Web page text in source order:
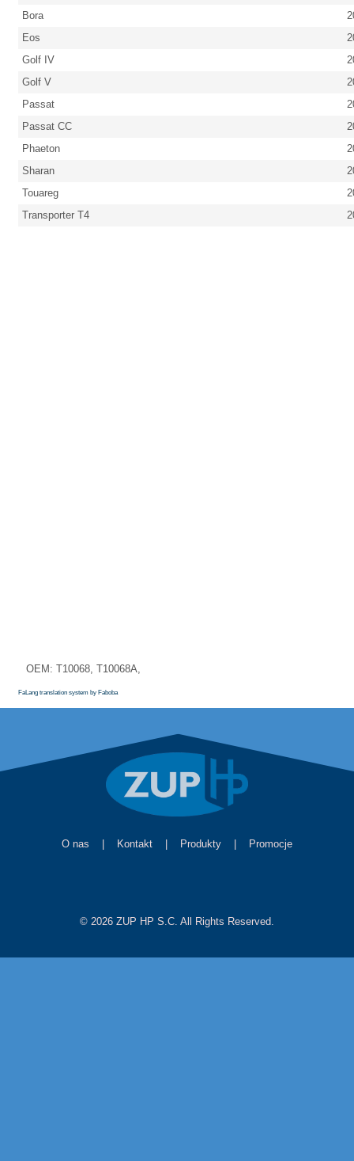
Bora
Eos
Golf IV
Golf V
Passat
Passat CC
Phaeton
Sharan
Touareg
Transporter T4
OEM: T10068, T10068A,
FaLang translation system by Faboba
O nas Kontakt Produkty Promocje
© 2026 ZUP HP S.C. All Rights Reserved.